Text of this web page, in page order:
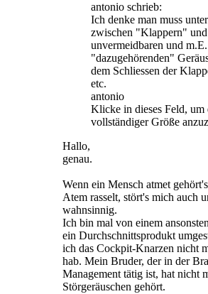
antonio schrieb:
Ich denke man muss
zwischen "Klappern" und
unvermeidbaren und m.E.
"dazugehörenden"
dem Schliessen der
etc.
antonio
Klicke in dieses Feld, um
vollständiger Größe
Hallo,
genau.
Wenn ein Mensch atmet
Atem rasselt, stört's mich auch
wahnsinnig.
Ich bin mal von einem
ein Durchschnittsprodukt
ich das Cockpit-Knarzen nicht
hab. Mein Bruder, der in der
Management tätig ist, hat nicht
Störgeräuschen gehört.